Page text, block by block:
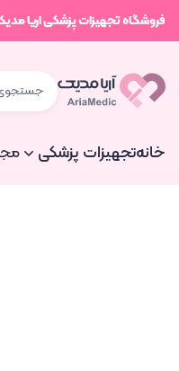
فروشگاه تجهیزات پزشکی اریا
خانهتجهیزات پزشکی